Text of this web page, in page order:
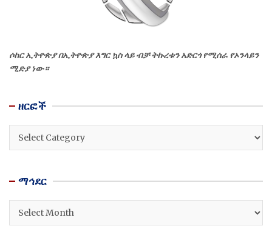
ሶከር ኢትዮጵያ በኢትዮጵያ እግር ኳስ ላይ ብቻ ትኩረቱን አድርጎ የሚሰራ የኦንላይን
ሚድያ ነው።
ዘርፎች
ዘርፎች
ማኅደር
ማኅደር